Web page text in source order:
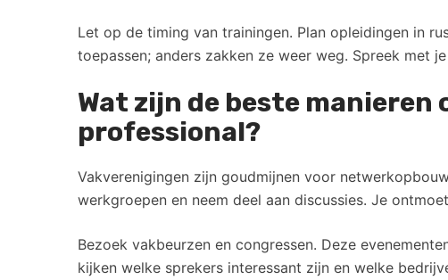
Let op de timing van trainingen. Plan opleidingen in
toepassen; anders zakken ze weer weg. Spreek met
Wat zijn de beste
professional?
Vakverenigingen zijn goudmijnen voor
werkgroepen en neem deel aan discussies. Je
Bezoek vakbeurzen en congressen. Deze
kijken welke sprekers interessant zijn en welke